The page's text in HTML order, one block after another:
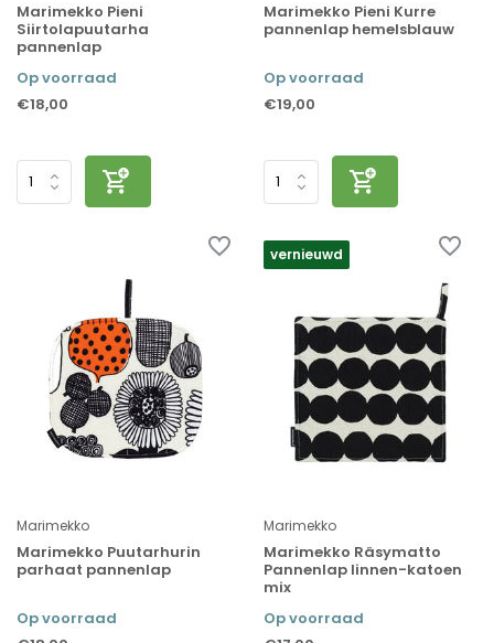
Marimekko Pieni
Siirtolapuutarha
pannenlap
Op voorraad
€18,00
Marimekko Pieni Kurre
pannenlap hemelsblauw
Op voorraad
€19,00
Marimekko
Marimekko Puutarhurin
parhaat pannenlap
Op voorraad
vernieuwd
Marimekko
Marimekko Räsymatto
Pannenlap linnen-katoen
mix
Op voorraad